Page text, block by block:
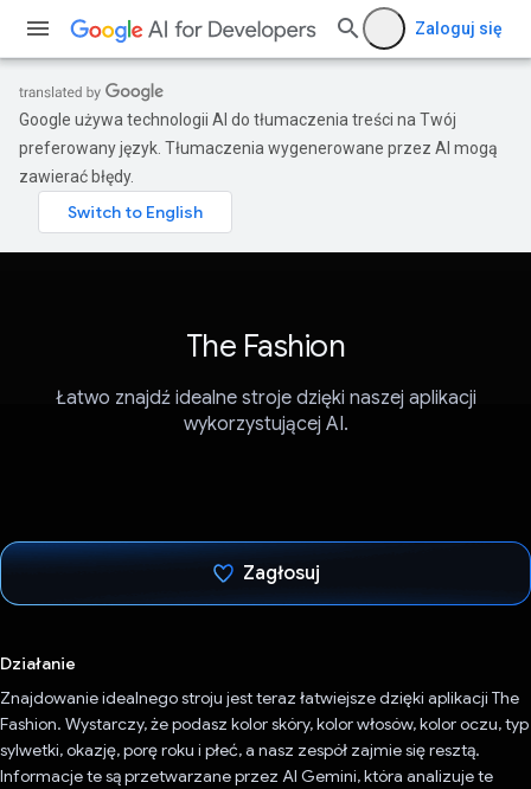
Zaloguj się
Google używa technologii AI do tłumaczenia treści na Twój
preferowany język. Tłumaczenia wygenerowane przez AI mogą
zawierać błędy.
The Fashion
Łatwo znajdź idealne stroje dzięki naszej aplikacji
wykorzystującej AI.
Zagłosuj
Działanie
Znajdowanie idealnego stroju jest teraz łatwiejsze dzięki aplikacji The
Fashion. Wystarczy, że podasz kolor skóry, kolor włosów, kolor oczu, typ
sylwetki, okazję, porę roku i płeć, a nasz zespół zajmie się resztą.
Informacje te są przetwarzane przez AI Gemini, która analizuje te